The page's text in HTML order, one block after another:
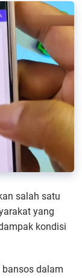
salah satu
yang
kondisi
dalam